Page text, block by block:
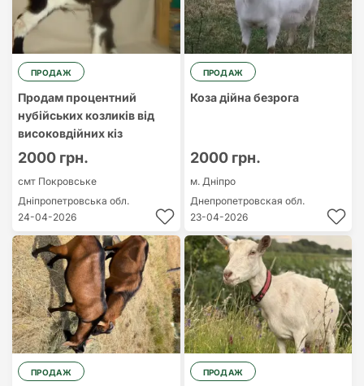
ПРОДАЖ
Продам процентний
нубійських козликів від
високовдійних кіз
2000 грн.
смт Покровське
Дніпропетровська обл.
24-04-2026
ПРОДАЖ
Коза дійна безрога
2000 грн.
м. Дніпро
Днепропетровская обл.
23-04-2026
ПРОДАЖ ПРОДАЖ